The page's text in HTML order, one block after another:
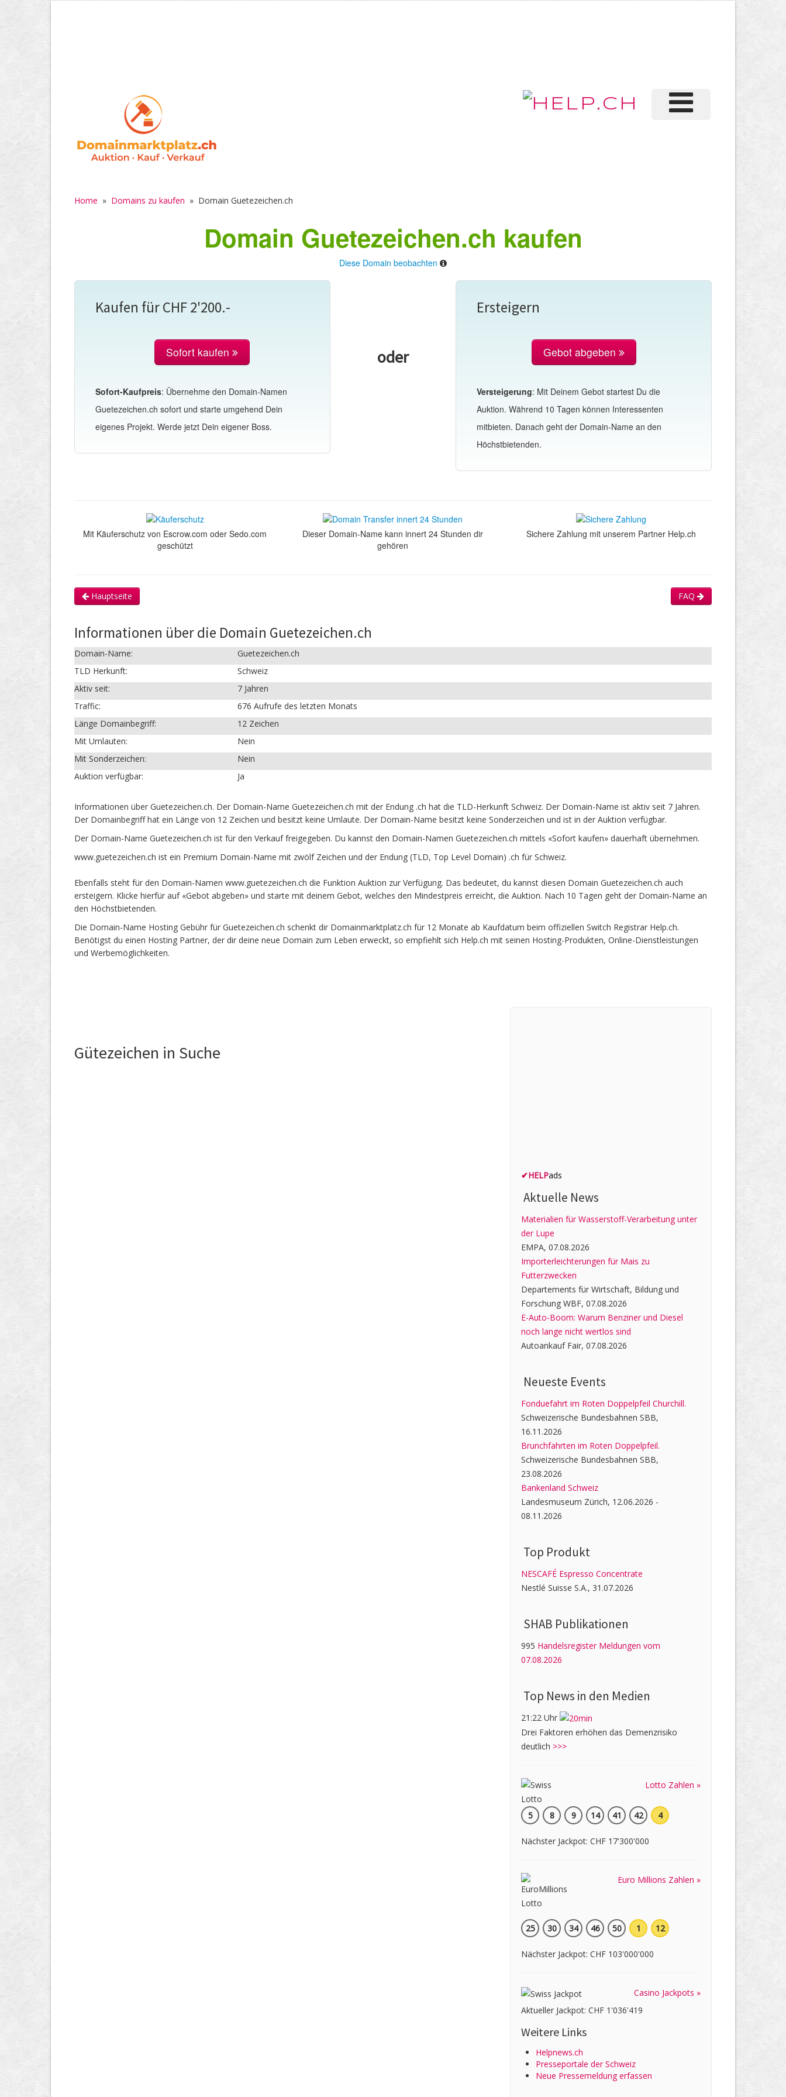
Home » Domains zu kaufen » Domain Guetezeichen.ch
Domain Guetezeichen.ch kaufen
Diese Domain beobachten
Kaufen für CHF 2'200.-
Sofort kaufen
Sofort-Kaufpreis: Übernehme den Domain-Namen
Guetezeichen.ch sofort und starte umgehend Dein
eigenes Projekt. Werde jetzt Dein eigener Boss.
oder
Ersteigern
Gebot abgeben
Versteigerung: Mit Deinem Gebot startest Du die
Auktion. Während 10 Tagen können Interessenten
mitbieten. Danach geht der Domain-Name an den
Höchstbietenden.
Mit Käuferschutz von Escrow.com oder Sedo.com
geschützt
Dieser Domain-Name kann innert 24 Stunden dir
gehören
Sichere Zahlung mit unserem Partner Help.ch
Hauptseite FAQ
Informationen über die Domain Guetezeichen.ch
Domain-Name:
Guetezeichen.ch
TLD Herkunft:
Schweiz
Aktiv seit:
7 Jahren
Traffic:
676 Aufrufe des letzten Monats
Länge Domainbegriff:
12 Zeichen
Mit Umlauten:
Nein
Mit Sonderzeichen:
Nein
Auktion verfügbar:
Ja
Informationen über Guetezeichen.ch. Der Domain-Name Guetezeichen.ch mit der Endung .ch hat die TLD-Herkunft Schweiz. Der Domain-Name ist aktiv seit 7 Jahren.
Der Domainbegriff hat ein Länge von 12 Zeichen und besitzt keine Umlaute. Der Domain-Name besitzt keine Sonderzeichen und ist in der Auktion verfügbar.
Der Domain-Name Guetezeichen.ch ist für den Verkauf freigegeben. Du kannst den Domain-Namen Guetezeichen.ch mittels «Sofort kaufen» dauerhaft übernehmen.
www.guetezeichen.ch ist ein Premium Domain-Name mit zwölf Zeichen und der Endung (TLD, Top Level Domain) .ch für Schweiz.
Ebenfalls steht für den Domain-Namen www.guetezeichen.ch die Funktion Auktion zur Verfügung. Das bedeutet, du kannst diesen Domain Guetezeichen.ch auch
ersteigern. Klicke hierfür auf «Gebot abgeben» und starte mit deinem Gebot, welches den Mindestpreis erreicht, die Auktion. Nach 10 Tagen geht der Domain-Name an
den Höchstbietenden.
Die Domain-Name Hosting Gebühr für Guetezeichen.ch schenkt dir Domainmarktplatz.ch für 12 Monate ab Kaufdatum beim offiziellen Switch Registrar Help.ch.
Benötigst du einen Hosting Partner, der dir deine neue Domain zum Leben erweckt, so empfiehlt sich Help.ch mit seinen Hosting-Produkten, Online-Dienstleistungen
und Werbemöglichkeiten.
Gütezeichen in Suche
✔HELPads
Aktuelle News
Materialien für Wasserstoff-Verarbeitung unter
der Lupe
EMPA, 07.08.2026
Importerleichterungen für Mais zu
Futterzwecken
Departements für Wirtschaft, Bildung und
Forschung WBF, 07.08.2026
E-Auto-Boom: Warum Benziner und Diesel
noch lange nicht wertlos sind
Autoankauf Fair, 07.08.2026
Neueste Events
Fonduefahrt im Roten Doppelpfeil Churchill.
Schweizerische Bundesbahnen SBB,
16.11.2026
Brunchfahrten im Roten Doppelpfeil.
Schweizerische Bundesbahnen SBB,
23.08.2026
Bankenland Schweiz
Landesmuseum Zürich, 12.06.2026 -
08.11.2026
Top Produkt
NESCAFÉ Espresso Concentrate
Nestlé Suisse S.A., 31.07.2026
SHAB Publi­kati­onen
995 Handelsregister Meldungen vom
07.08.2026
Top News in den Medien
21:22 Uhr
Drei Faktoren erhöhen das Demenzrisiko
deutlich >>>
Lotto Zahlen »
5 8 9 14 41 42 4
Nächster Jackpot: CHF 17'300'000
Euro Millions Zahlen »
25 30 34 46 50 1 12
Nächster Jackpot: CHF 103'000'000
Casino Jackpots »
Aktueller Jackpot: CHF 1'036'419
Weitere Links
Helpnews.ch
Presseportale der Schweiz
Neue Pressemeldung erfassen